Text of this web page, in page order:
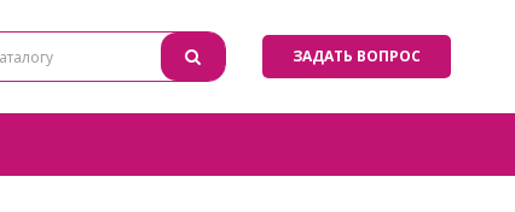
ЗАДАТЬ ВОПРОС